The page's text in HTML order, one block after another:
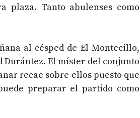
Tanto abulenses como
al césped de El Montecillo,
Durántez. El míster del conjunto
recae sobre ellos puesto que
preparar el partido como